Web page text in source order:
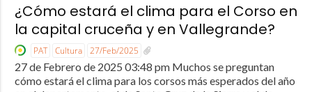
¿Cómo estará el clima para el Corso en
la capital cruceña y en Vallegrande?
PAT Cultura 27/Feb/2025
27 de Febrero de 2025 03:48 pm Muchos se preguntan
cómo estará el clima para los corsos más esperados del año